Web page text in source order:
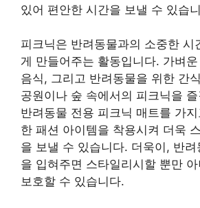
있어 편안한 시간을 보낼 수 있습
피크닉은 반려동물과의 소중한 시
게 만들어주는 활동입니다. 가벼
음식, 그리고 반려동물을 위한 간
공원이나 숲 속에서의 피크닉을
반려동물 전용 피크닉 매트를 가
한 패션 아이템을 착용시켜 더욱
을 보낼 수 있습니다. 더욱이, 반
을 입혀주면 스타일리시할 뿐만
보호할 수 있습니다.